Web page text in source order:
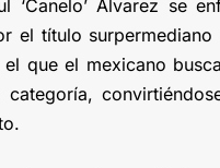
‘Canelo’ Álvarez se
el título surpermediano
el que el mexicano